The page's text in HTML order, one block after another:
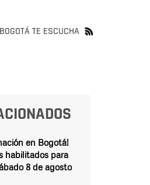
BOGOTÁ TE ESCUCHA
en Bogotá!
habilitados para
8 de agosto